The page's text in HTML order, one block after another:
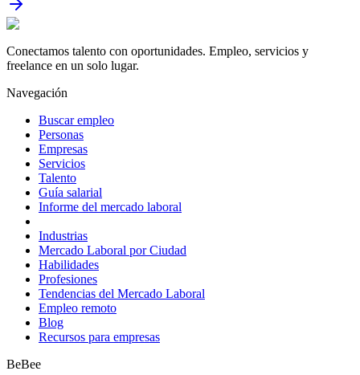
Conectamos talento con oportunidades. Empleo, servicios y
freelance en un solo lugar.
Navegación
Buscar empleo
Personas
Empresas
Servicios
Talento
Guía salarial
Informe del mercado laboral
Industrias
Mercado Laboral por Ciudad
Habilidades
Profesiones
Tendencias del Mercado Laboral
Empleo remoto
Blog
Recursos para empresas
BeBee